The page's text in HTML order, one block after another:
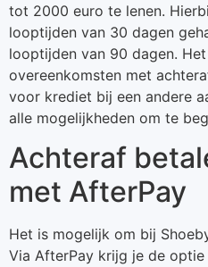
tot 2000 euro te lenen.
looptijden van 30 dagen
looptijden van 90 dagen.
overeenkomsten met
voor krediet bij een andere
alle mogelijkheden om te
Achteraf
met AfterPay
Het is mogelijk om bij
Via AfterPay krijg je de